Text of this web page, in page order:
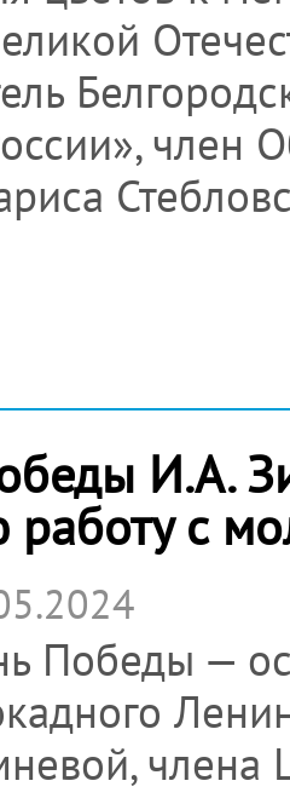
член
И.А.
работу с
Победы —
члена